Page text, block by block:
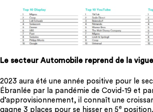
Le secteur Automobile reprend de la
2023 aura été une année positive pour le
Ébranlée par la pandémie de Covid-19 et
d’approvisionnement, il connaît une
gagne 3 places pour se hisser en 5e